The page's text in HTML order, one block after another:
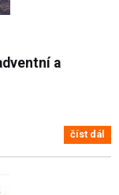
a
číst dál